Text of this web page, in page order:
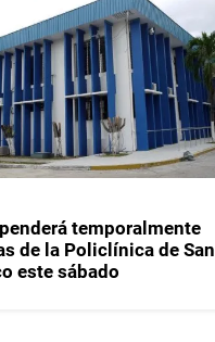
temporalmente
de la Policlínica de San
este sábado